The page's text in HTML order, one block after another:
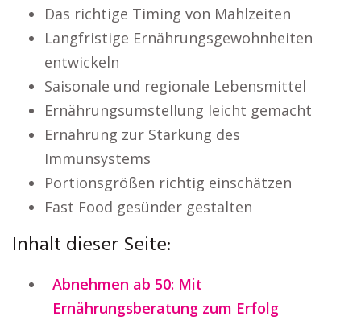
Das richtige Timing von Mahlzeiten
Langfristige Ernährungsgewohnheiten
entwickeln
Saisonale und regionale Lebensmittel
Ernährungsumstellung leicht gemacht
Ernährung zur Stärkung des
Immunsystems
Portionsgrößen richtig einschätzen
Fast Food gesünder gestalten
Inhalt dieser Seite:
Abnehmen ab 50: Mit
Ernährungsberatung zum Erfolg